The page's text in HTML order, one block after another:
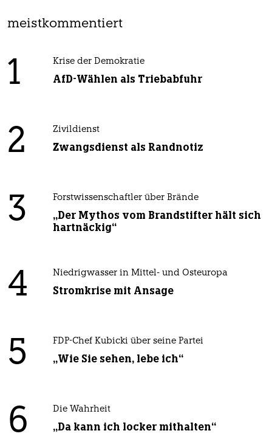
meistkommentiert
1 Krise der Demokratie
AfD-Wählen als Triebabfuhr
2 Zivildienst
Zwangsdienst als Randnotiz
3 Forstwissenschaftler über Brände
„Der Mythos vom Brandstifter hält sich
hartnäckig“
4 Niedrigwasser in Mittel- und Osteuropa
Stromkrise mit Ansage
5 FDP-Chef Kubicki über seine Partei
„Wie Sie sehen, lebe ich“
6 Die Wahrheit
„Da kann ich locker mithalten“